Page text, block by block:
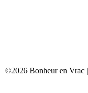
©2026 Bonheur en Vrac |